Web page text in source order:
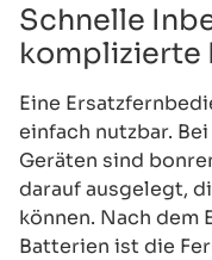
Schnelle
komplizierte
Eine
einfach nutzbar.
Geräten sind
darauf ausgelegt,
können. Nach dem
Batterien ist die